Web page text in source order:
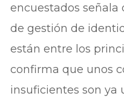
encuestados señala
de gestión de
están entre los
confirma que unos
insuficientes son ya